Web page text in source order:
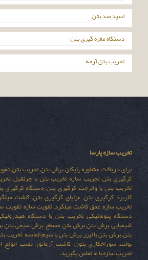
اسید ضد بتن
دستگاه مغزه گیری بتن
تخریب بتن آرمه
تخریب سازه پارسا
برای دریافت مشاوره رایگان برش بتن, تخریب بتن,
کرگیری بتن, تخریب سازه, تخریب بتن با جرثقیل,
تخریب بتن با واترجت, کرگیری بتن, دستگاه کرگیری
کاربرد کرگیری بتن, مزایای کرگیری بتن, کاشت
تخریب سازه, عمق کاشت میلگرد, تقویت سازه, تقویت
دستگاه پنوماتیکی, تخریب بتن با دستگاه
شیمیایی, برش بتن, برش بتن مسطح, برش سیمی بتن,
بتن, برش بتن با لیزر, برش بتن با سیم الماسه, تخریب
بولت, سوراخکاری بتون, کاشت آرماتور, نصب انواع
تخریب سازه با ما تماس بگیرید.